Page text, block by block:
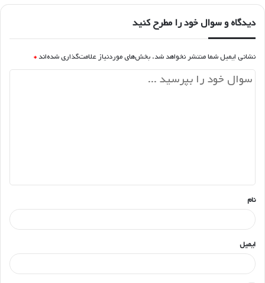
دیدگاه و سوال خود را مطرح کنید
نشانی ایمیل شما منتشر نخواهد شد. بخش‌های موردنیاز علامت‌گذاری شده‌اند *
*
نام
ایمیل